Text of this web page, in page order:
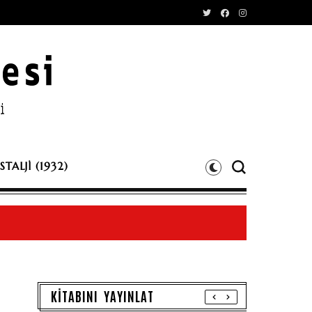
(1932)
KİTABINI YAYINLAT